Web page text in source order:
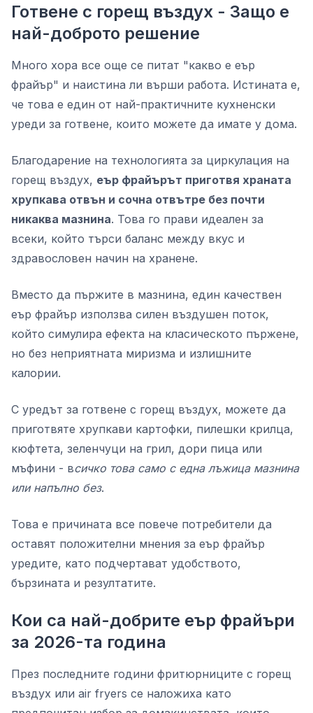
Готвене с горещ въздух - Защо е
най-доброто решение
Много хора все още се питат "какво е еър
фрайър" и наистина ли върши работа. Истината е,
че това е един от най-практичните кухненски
уреди за готвене, които можете да имате у дома.
Благодарение на технологията за циркулация на
горещ въздух, еър фрайърът приготвя храната
хрупкава отвън и сочна отвътре без почти
никаква мазнина. Това го прави идеален за
всеки, който търси баланс между вкус и
здравословен начин на хранене.
Вместо да пържите в мазнина, един качествен
еър фрайър използва силен въздушен поток,
който симулира ефекта на класическото пържене,
но без неприятната миризма и излишните
калории.
С уредът за готвене с горещ въздух, можете да
приготвяте хрупкави картофки, пилешки крилца,
кюфтета, зеленчуци на грил, дори пица или
мъфини - всичко това само с една лъжица мазнина
или напълно без.
Това е причината все повече потребители да
оставят положителни мнения за еър фрайър
уредите, като подчертават удобството,
бързината и резултатите.
Кои са най-добрите еър фрайъри
за 2026-та година
През последните години фритюрниците с горещ
въздух или air fryers се наложиха като